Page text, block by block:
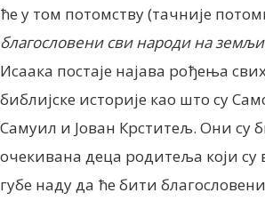
ће у том потомству (тачније
благословени сви народи на земљи
Исаака постаје најава рођења
библијске историје као што су
Самуил и Јован Крститељ. Они су
очекивана деца родитеља који су
губе наду да ће бити